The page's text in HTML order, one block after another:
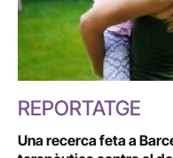
REPORTATGE
Una recerca feta a